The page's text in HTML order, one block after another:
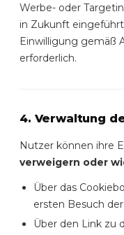
Werbe- oder
in Zukunft
Einwilligung gemäß
erforderlich.
4. Verwaltung
Nutzer können ihre
verweigern oder
Über das
ersten Besuch
Über den Link zu